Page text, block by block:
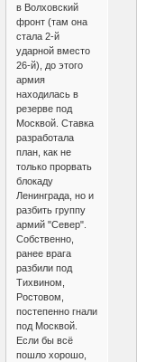
в Волховский
фронт (там она
стала 2-й
ударной вместо
26-й), до этого
армия
находилась в
резерве под
Москвой. Ставка
разработала
план, как не
только прорвать
блокаду
Ленинграда, но и
разбить группу
армий "Север".
Собственно,
ранее врага
разбили под
Тихвином,
Ростовом,
постепенно гнали
под Москвой.
Если бы всё
пошло хорошо,